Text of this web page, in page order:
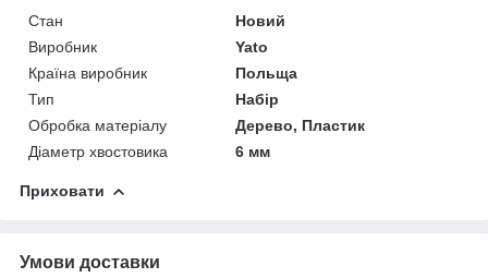
Стан
Новий
Виробник
Yato
Країна виробник
Польща
Тип
Набір
Обробка матеріалу
Дерево, Пластик
Діаметр хвостовика
6 мм
Приховати
Умови доставки